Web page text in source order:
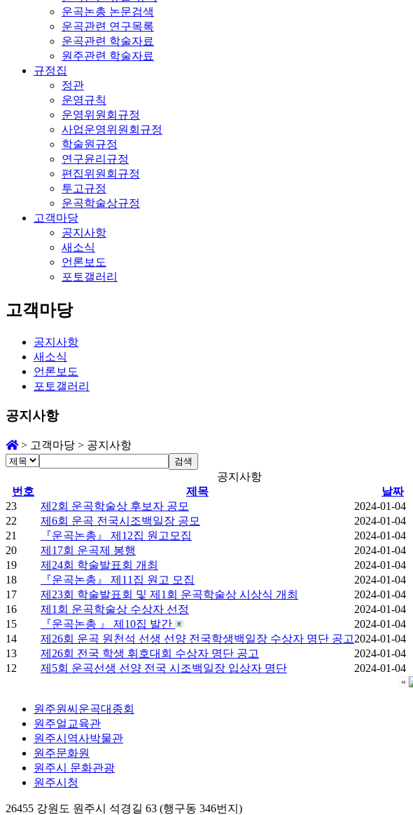
운곡논총 논문검색
운곡관련 연구목록
운곡관련 학술자료
원주관련 학술자료
규정집
정관
운영규칙
운영위원회규정
사업운영위원회규정
학술원규정
연구윤리규정
편집위원회규정
투고규정
운곡학술상규정
고객마당
공지사항
새소식
언론보도
포토갤러리
고객마당
공지사항
새소식
언론보도
포토갤러리
공지사항
> 고객마당 > 공지사항
검색
공지사항
번호
제목 날짜
23
제2회 운곡학술상 후보자 공모 2024-01-04
22
제6회 운곡 전국시조백일장 공모 2024-01-04
21
『운곡논총』 제12집 원고모집 2024-01-04
20
제17회 운곡제 봉행 2024-01-04
19
제24회 학술발표회 개최 2024-01-04
18
『운곡논총』 제11집 원고 모집 2024-01-04
17
제23회 학술발표회 및 제1회 운곡학술상 시상식 개최 2024-01-04
16
제1회 운곡학술상 수상자 선정 2024-01-04
15
『운곡논총 』 제10집 발간 2024-01-04
14
제26회 운곡 원천석 선생 선양 전국학생백일장 수상자 명단 공고2024-01-04
13
제26회 전국 학생 휘호대회 수상자 명단 공고 2024-01-04
12
제5회 운곡선생 선양 전국 시조백일장 입상자 명단 2024-01-04
원주원씨운곡대종회
원주얼교육관
원주시역사박물관
원주문화원
원주시 문화관광
원주시청
26455 강원도 원주시 석경길 63 (행구동 346번지)